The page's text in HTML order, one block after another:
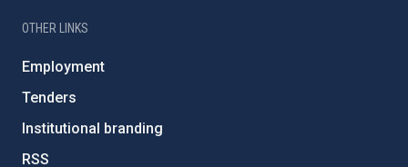
OTHER LINKS
Employment
Tenders
Institutional branding
RSS